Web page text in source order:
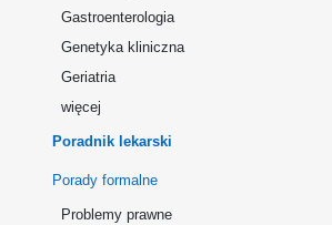
Gastroenterologia
Genetyka kliniczna
Geriatria
więcej
Poradnik lekarski
Porady formalne
Problemy prawne